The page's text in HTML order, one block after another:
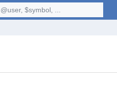
$symbol, ...